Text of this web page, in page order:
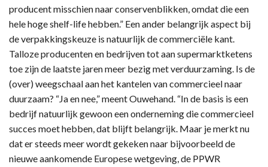
producent misschien naar conservenblikken, omdat die een
hele hoge shelf-life hebben.” Een ander belangrijk aspect bij
de verpakkingskeuze is natuurlijk de commerciële kant.
Talloze producenten en bedrijven tot aan supermarktketens
toe zijn de laatste jaren meer bezig met verduurzaming. Is de
(over) weegschaal aan het kantelen van commercieel naar
duurzaam? “Ja en nee,” meent Ouwehand. “In de basis is een
bedrijf natuurlijk gewoon een onderneming die commercieel
succes moet hebben, dat blijft belangrijk. Maar je merkt nu
dat er steeds meer wordt gekeken naar bijvoorbeeld de
nieuwe aankomende Europese wetgeving, de PPWR